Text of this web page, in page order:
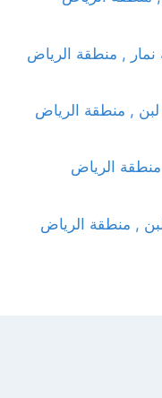
, منطقة الرياض
, منطقة الرياض
الرياض
, منطقة الرياض